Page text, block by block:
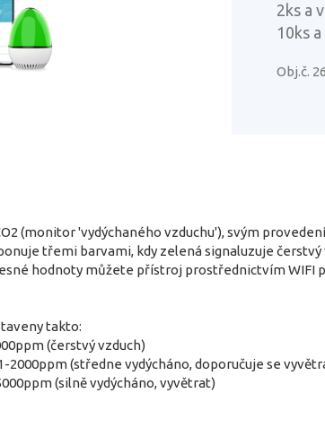
2ks a
10ks a
Obj.č.
(monitor 'vydýchaného vzduchu'), svým
třemi barvami, kdy zelená signaluzuje
hodnoty můžete přístroj prostřednictvím
takto:
(čerstvý vzduch)
2000ppm (středne vydýcháno, doporučuje se
(silně vydýcháno, vyvětrat)